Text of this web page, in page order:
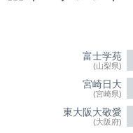
富士学苑
(山梨県)
宮崎日大
(宮崎県)
東大阪大敬愛
(大阪府)